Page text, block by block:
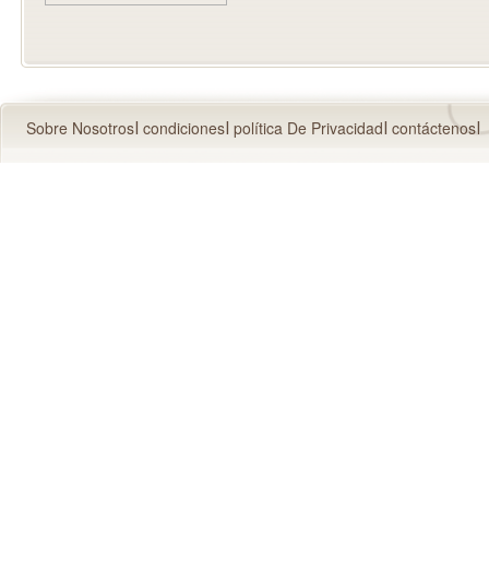
Sobre Nosotros condiciones política De Privacidad contáctenos